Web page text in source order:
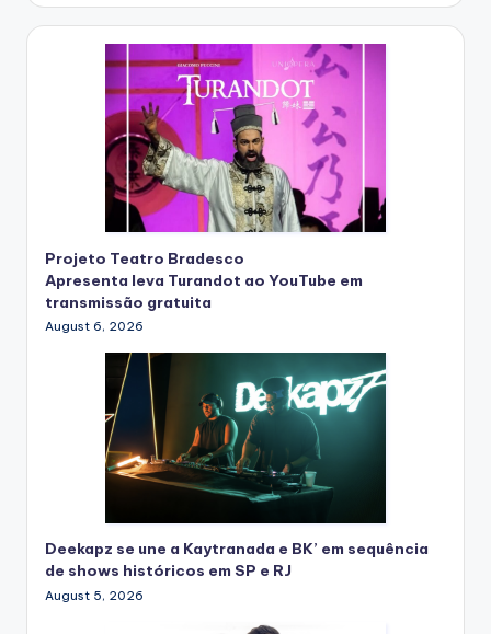
Projeto Teatro Bradesco
Apresenta leva Turandot ao YouTube em
transmissão gratuita
August 6, 2026
Deekapz se une a Kaytranada e BK’ em sequência
de shows históricos em SP e RJ
August 5, 2026